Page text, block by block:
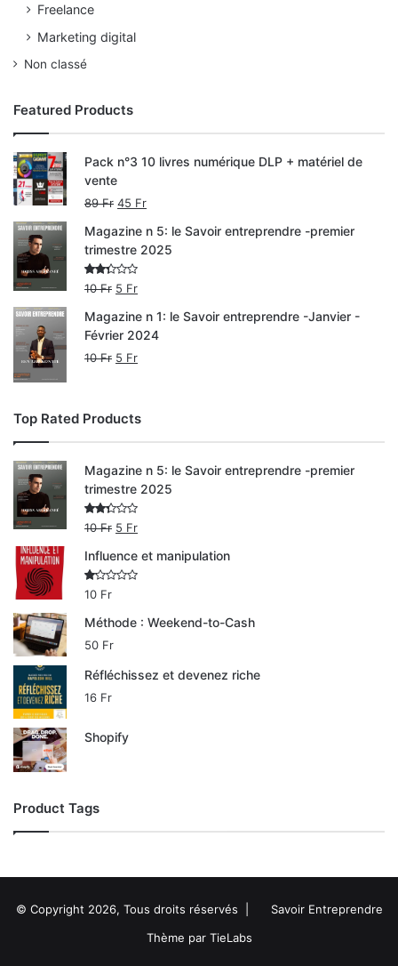
Freelance
Marketing digital
Non classé
Featured Products
Pack n°3 10 livres numérique DLP + matériel de
vente
89Fr 45 Fr
Magazine n 5: le Savoir entreprendre -premier
trimestre 2025
Note
sur
5
10Fr 5 Fr
Magazine n 1: le Savoir entreprendre -Janvier -
Février 2024
10Fr 5 Fr
Top Rated Products
Magazine n 5: le Savoir entreprendre -premier
trimestre 2025
Note
sur
5
10Fr 5 Fr
Influence et manipulation
N
e
1.
00
su
5
10 Fr
Méthode : Weekend-to-Cash
50 Fr
Réfléchissez et devenez riche
16 Fr
Shopify
Product Tags
© Copyright 2026, Tous droits réservés |
Savoir Entreprendre
Thème par TieLabs